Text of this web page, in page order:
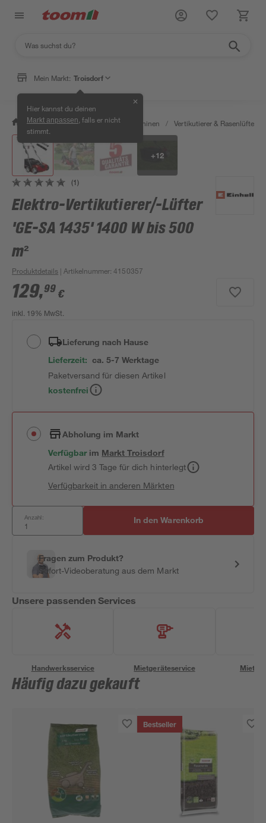
Mein Markt: Troisdorf
Hier kannst du deinen
Markt anpassen , falls er nicht
stimmt.
✕
/ Garten & Freizeit / Gartenmaschinen / Vertikutierer & Rasenlüfter
+12
(1)
Elektro-Vertikutierer/-Lüfter
'GE-SA 1435' 1400 W bis 500
m²
Produktdetails | Artikelnummer:4150357
129,99 €
inkl. 19% MwSt.
Lieferung nach Hause
Lieferzeit: ca. 5-7 Werktage
Paketversand für diesen Artikel
kostenfrei
Abholung im Markt
Verfügbar im MarktTroisdorf
Artikel wird 3 Tage für dich hinterlegt
Verfügbarkeit in anderen Märkten
Anzahl: In den Warenkorb
Fragen zum Produkt?
Sofort-Videoberatung aus dem Markt
Unsere passenden Services
Handwerksservice Mietgeräteservice
Häufig dazu gekauft
Bestseller